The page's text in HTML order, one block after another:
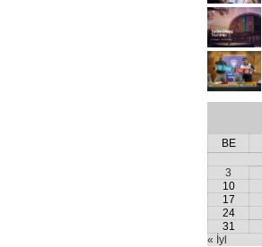
BE
3
10
17
24
31
« İyl